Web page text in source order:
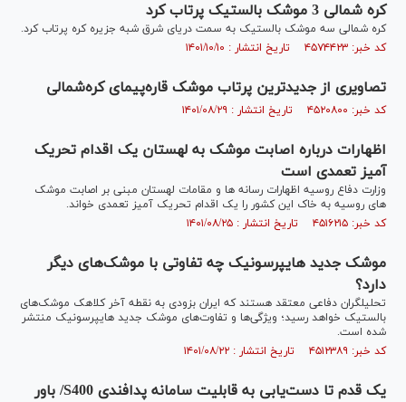
کره شمالی 3 موشک بالستیک پرتاب کرد
کره شمالی سه موشک بالستیک به سمت دریای شرق شبه جزیره کره پرتاب کرد.
کد خبر: ۴۵۷۴۴۲۳ تاریخ انتشار : ۱۴۰۱/۱۰/۱۰
تصاویری از جدیدترین پرتاب موشک قاره‌پیمای کره‌شمالی
کد خبر: ۴۵۲۰۸۰۰ تاریخ انتشار : ۱۴۰۱/۰۸/۲۹
اظهارات درباره اصابت موشک به لهستان یک اقدام تحریک
آمیز تعمدی است
وزارت دفاع روسیه اظهارات رسانه ها و مقامات لهستان مبنی بر اصابت موشک
های روسیه به خاک این کشور را یک اقدام تحریک آمیز تعمدی خواند.
کد خبر: ۴۵۱۶۲۱۵ تاریخ انتشار : ۱۴۰۱/۰۸/۲۵
موشک‌ جدید هایپرسونیک چه تفاوتی با موشک‌های دیگر
دارد؟
تحلیلگران دفاعی معتقد هستند که ایران بزودی به نقطه آخر کلاهک موشک‌های
بالستیک خواهد رسید؛ ویژگی‌ها و تفاوت‌های موشک جدید هایپرسونیک منتشر
شده است.
کد خبر: ۴۵۱۲۳۸۹ تاریخ انتشار : ۱۴۰۱/۰۸/۲۲
یک قدم تا دست‌یابی به قابلیت‌ سامانه پدافندی S400/ باور